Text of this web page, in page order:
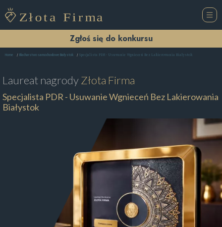
Zgłoś się do konkursu
Home Blacharstwo samochodowe Białystok Specjalista PDR - Usuwanie Wgnieceń Bez Lakierowania Białystok
Laureat nagrodyZłota Firma
Specjalista PDR - Usuwanie Wgnieceń Bez Lakierowania
Białystok